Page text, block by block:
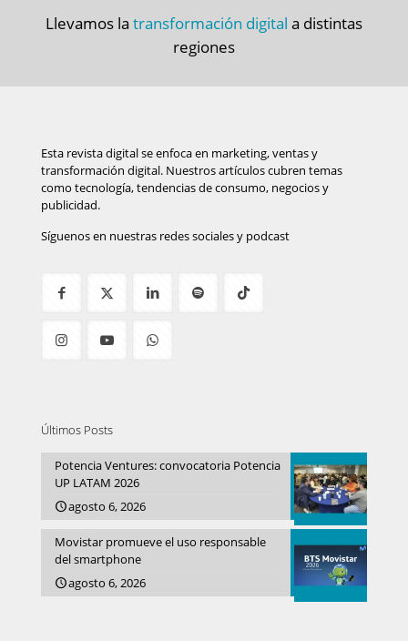
Llevamos la transformación digital a distintas
regiones
Esta revista digital se enfoca en marketing, ventas y
transformación digital. Nuestros artículos cubren temas
como tecnología, tendencias de consumo, negocios y
publicidad.
Síguenos en nuestras redes sociales y podcast
Últimos Posts
Potencia Ventures: convocatoria Potencia
UP LATAM 2026
agosto 6, 2026
Movistar promueve el uso responsable
del smartphone
agosto 6, 2026